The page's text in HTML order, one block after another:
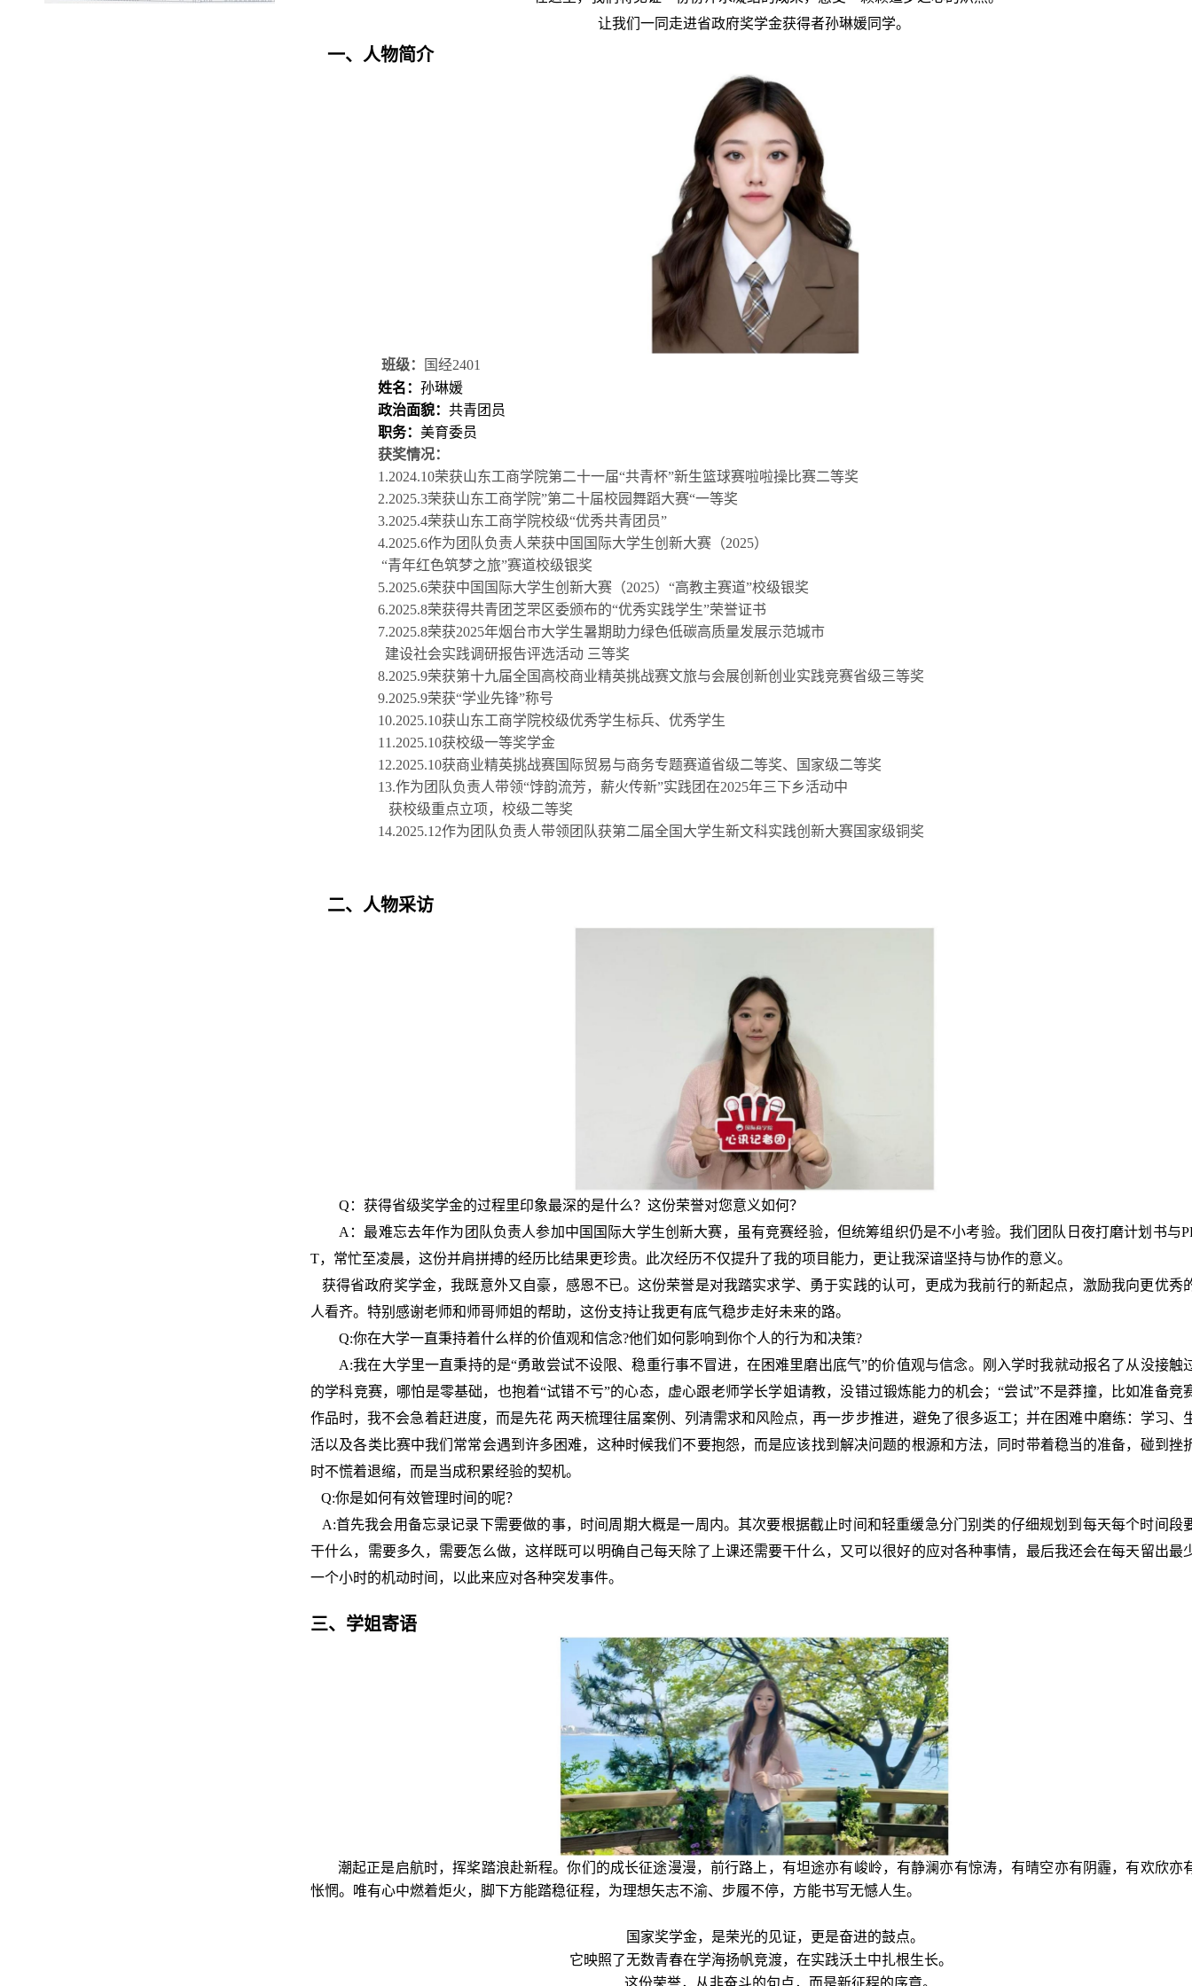
让我们一同走进省政府奖学金获得者孙琳媛同学。
一、人物简介
班级：
国经2401
姓名： 孙琳媛
政治面貌： 共青团员
职务： 美育委员
获奖情况：
1.2024.10荣获山东工商学院第二十一届“共青杯”新生篮球赛啦啦操比赛二等奖
2.2025.3荣获山东工商学院”第二十届校园舞蹈大赛“一等奖
3.2025.4荣获山东工商学院校级“优秀共青团员”
4.2025.6作为团队负责人荣获中国国际大学生创新大赛（2025）
“青年红色筑梦之旅”赛道校级银奖
5.2025.6荣获中国国际大学生创新大赛（2025）“高教主赛道”校级银奖
6.2025.8荣获得共青团芝罘区委颁布的“优秀实践学生”荣誉证书
7.2025.8荣获2025年烟台市大学生暑期助力绿色低碳高质量发展示范城市
建设社会实践调研报告评选活动 三等奖
8.2025.9荣获第十九届全国高校商业精英挑战赛文旅与会展创新创业实践竞赛省级三等奖
9.2025.9荣获“学业先锋”称号
10.2025.10获山东工商学院校级优秀学生标兵、优秀学生
11.2025.10获校级一等奖学金
12.2025.10获商业精英挑战赛国际贸易与商务专题赛道省级二等奖、国家级二等奖
13.作为团队负责人带领“饽韵流芳，薪火传新”实践团在2025年三下乡活动中
获校级重点立项，校级二等奖
14.2025.12作为团队负责人带领团队获第二届全国大学生新文科实践创新大赛国家级铜奖
二、人物采访
Q：获得省级奖学金的过程里印象最深的是什么？这份荣誉对您意义如何？
A：最难忘去年作为团队负责人参加中国国际大学生创新大赛，虽有竞赛经验，但统筹组织仍是不小考验。我们团队日夜打磨计划书与
T，常忙至凌晨，这份并肩拼搏的经历比结果更珍贵。此次经历不仅提升了我的项目能力，更让我深谙坚持与协作的意义。
获得省政府奖学金，我既意外又自豪，感恩不已。这份荣誉是对我踏实求学、勇于实践的认可，更成为我前行的新起点，激励我向更优秀
人看齐。特别感谢老师和师哥师姐的帮助，这份支持让我更有底气稳步走好未来的路。
Q:你在大学一直秉持着什么样的价值观和信念?他们如何影响到你个人的行为和决策?
A:我在大学里一直秉持的是“勇敢尝试不设限、稳重行事不冒进，在困难里磨出底气”的价值观与信念。刚入学时我就动报名了从没接触
的学科竞赛，哪怕是零基础，也抱着“试错不亏”的心态，虚心跟老师学长学姐请教，没错过锻炼能力的机会；“尝试”不是莽撞，比如准备竞
作品时，我不会急着赶进度，而是先花 两天梳理往届案例、列清需求和风险点，再一步步推进，避免了很多返工；并在困难中磨练：学习、
活以及各类比赛中我们常常会遇到许多困难，这种时候我们不要抱怨，而是应该找到解决问题的根源和方法，同时带着稳当的准备，碰到挫
时不慌着退缩，而是当成积累经验的契机。
Q:你是如何有效管理时间的呢？
A:首先我会用备忘录记录下需要做的事，时间周期大概是一周内。其次要根据截止时间和轻重缓急分门别类的仔细规划到每天每个时间段
干什么，需要多久，需要怎么做，这样既可以明确自己每天除了上课还需要干什么，又可以很好的应对各种事情，最后我还会在每天留出最
一个小时的机动时间，以此来应对各种突发事件。
三、 学姐寄语
潮起正是启航时，挥桨踏浪赴新程。你们的成长征途漫漫，前行路上，有坦途亦有峻岭，有静澜亦有惊涛，有晴空亦有阴霾，有欢欣亦
怅惘。唯有心中燃着炬火，脚下方能踏稳征程，为理想矢志不渝、步履不停，方能书写无憾人生。
国家奖学金，是荣光的见证，更是奋进的鼓点。
它映照了无数青春在学海扬帆竞渡，在实践沃土中扎根生长。
这份荣誉，从非奋斗的句点，而是新征程的序章。